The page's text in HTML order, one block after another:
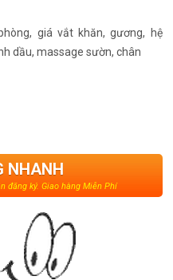
giá vắt khăn, gương, hệ
dầu, massage sườn, chân
NHANH
đăng ký. Giao hàng Miễn Phí